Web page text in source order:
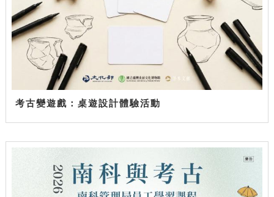
考古變遊戲：桌遊設計體驗活動